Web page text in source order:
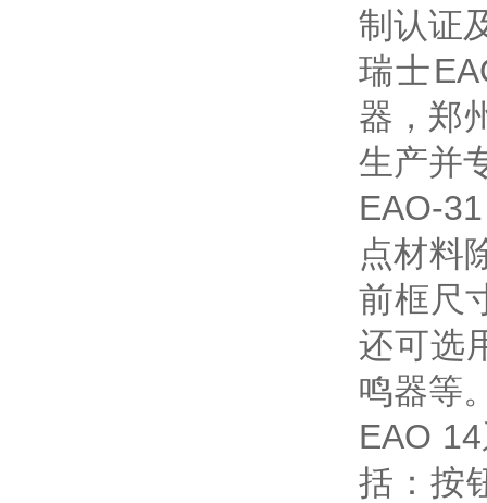
制认证
瑞士
器，郑
生产并
EAO-
点材料
前框尺
还可选
鸣器等
EAO
括：按